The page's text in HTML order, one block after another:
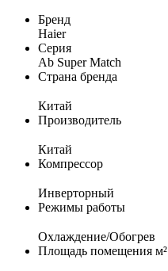
Бренд
Haier
Серия
Ab Super Match
Страна бренда
Китай
Производитель
Китай
Компрессор
Инверторный
Режимы работы
Охлаждение/Обогрев
Площадь помещения м²